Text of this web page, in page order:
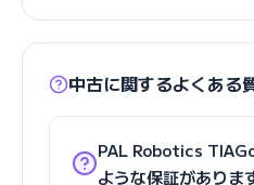
中古に関するよくある
PAL Robotics
ような保証がありま